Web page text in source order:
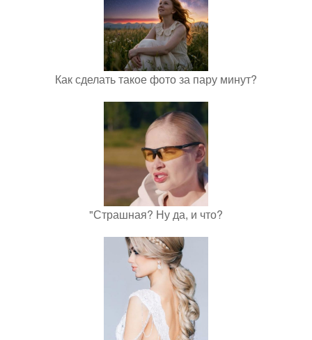
Как сделать такое фото за пару минут?
"Страшная? Ну да, и что?